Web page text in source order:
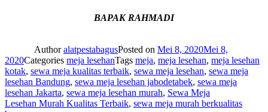
BAPAK RAHMADI
AuthoralatpestabagusPosted on Mei 8, 2020Mei 8,
2020Categories meja lesehanTags meja, meja lesehan, meja lesehan
kotak, sewa meja kualitas terbaik, sewa meja lesehan, sewa meja
lesehan Bandung, sewa meja lesehan jabodetabek, sewa meja
lesehan Jakarta, sewa meja lesehan murah, Sewa Meja
Lesehan Murah Kualitas Terbaik, sewa meja murah berkualitas